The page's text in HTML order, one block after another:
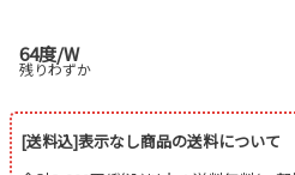
64度/W
残りわずか
[送料込]表示なし商品の送料について